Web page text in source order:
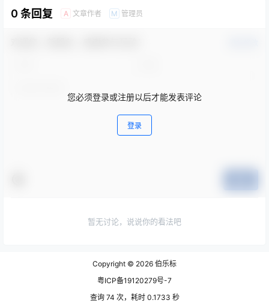
0 条回复 A 文章作者 M 管理员
您必须登录或注册以后才能发表评论
登录
暂无讨论，说说你的看法吧
Copyright © 2026 伯乐标
粤ICP备19120279号-7
查询 74 次，耗时 0.1733 秒